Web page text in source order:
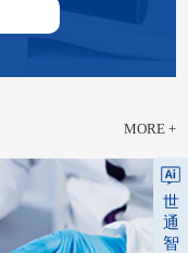
MORE +
世
通
智